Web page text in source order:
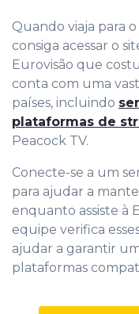
Quando viaja para
consiga acessar o
Eurovisão que
conta com uma
países, incluindo
plataformas de
Peacock TV.
Conecte-se a um
para ajudar a
enquanto assiste à
equipe verifica
ajudar a garantir
plataformas